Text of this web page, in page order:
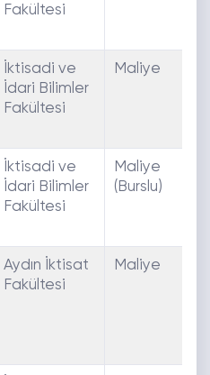
Fakültesi
İktisadi ve
İdari Bilimler
Fakültesi
Maliye
İktisadi ve
İdari Bilimler
Fakültesi
Maliye
(Burslu)
Aydın İktisat
Fakültesi
Maliye